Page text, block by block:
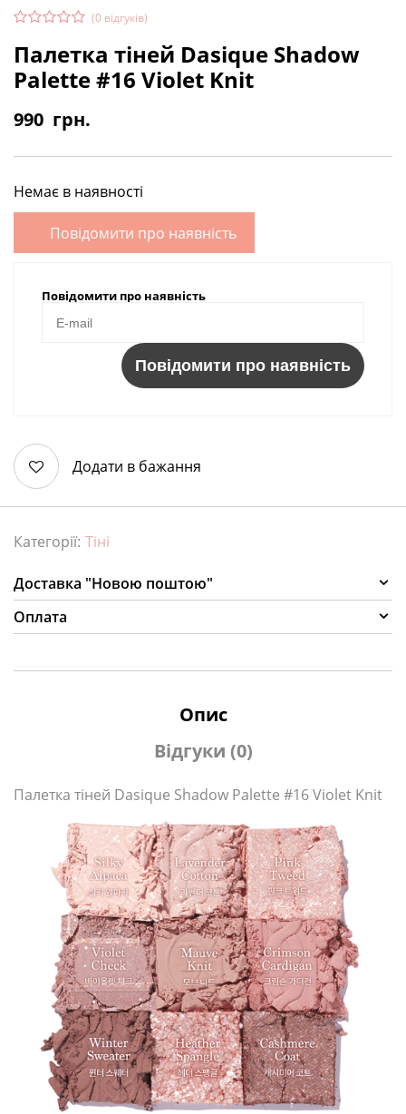
(0 відгуків)
Палетка тіней Dasique Shadow
Palette #16 Violet Knit
990 грн.
Немає в наявності
Повідомити про наявність
Повідомити про наявність
Повідомити про наявність
Додати в бажання
Категорії: Тіні
Доставка "Новою поштою"
Оплата
Опис
Відгуки (0)
Палетка тіней Dasique Shadow Palette #16 Violet Knit